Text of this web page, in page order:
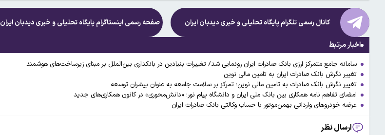
کانال رسمی تلگرام پایگاه تحلیلی و خبریدیدبان ایران صفحه رسمی اینستاگرام پایگاه تحلیلی و خبریدیدبان ایران
اخبار مرتبط
سامانه جامع متمرکز ارزی بانک صادرات ایران رونمایی شد/ تغییرات بنیادین در بانکداری بین‌الملل بر مبنای زیرساخت‌های هوشمند
تغییر نگرش بانک صادرات ایران به تامین مالی نوین
تغییر نگرش بانک صادرات به تامین مالی نوین؛ تمرکز بر سلامت جامعه به عنوان پیشران توسعه
امضای تفاهم نامه همکاری بین بانک ملی ایران و دانشگاه پیام نور؛ «دانش‌محوری» در کانون همکاری‌های جدید
عرضه خودروهای وارداتی بهمن‌موتور با حساب وکالتی بانک صادرات ایران
ارسال نظر